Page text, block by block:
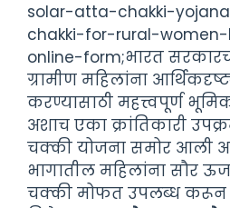
solar-atta-chakki-
chakki-for-rural-
online-form;भारत
ग्रामीण महिलांना
करण्यासाठी महत्त्वपूर्ण
अशाच एका क्रांतिकारी
चक्की योजना समोर आली
भागातील महिलांना सौर
चक्की मोफत उपलब्ध करून